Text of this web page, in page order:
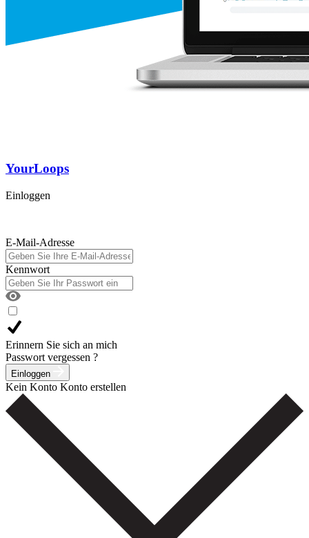
YourLoops
Einloggen
E-Mail-Adresse
Kennwort
Erinnern Sie sich an mich
Passwort vergessen ?
Einloggen
Kein Konto Konto erstellen